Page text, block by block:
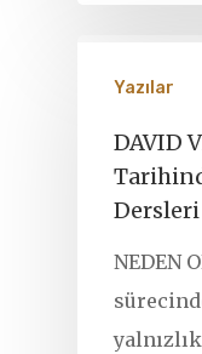
Yazılar
DAVID
Dersleri
NEDEN